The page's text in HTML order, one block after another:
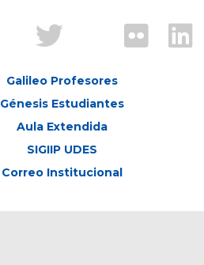
Galileo Profesores
Génesis Estudiantes
Aula Extendida
SIGIIP UDES
Correo Institucional